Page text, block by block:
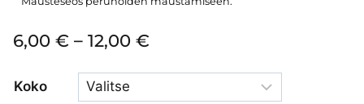
6,00 € – 12,00 €Hintaluokka:
Koko